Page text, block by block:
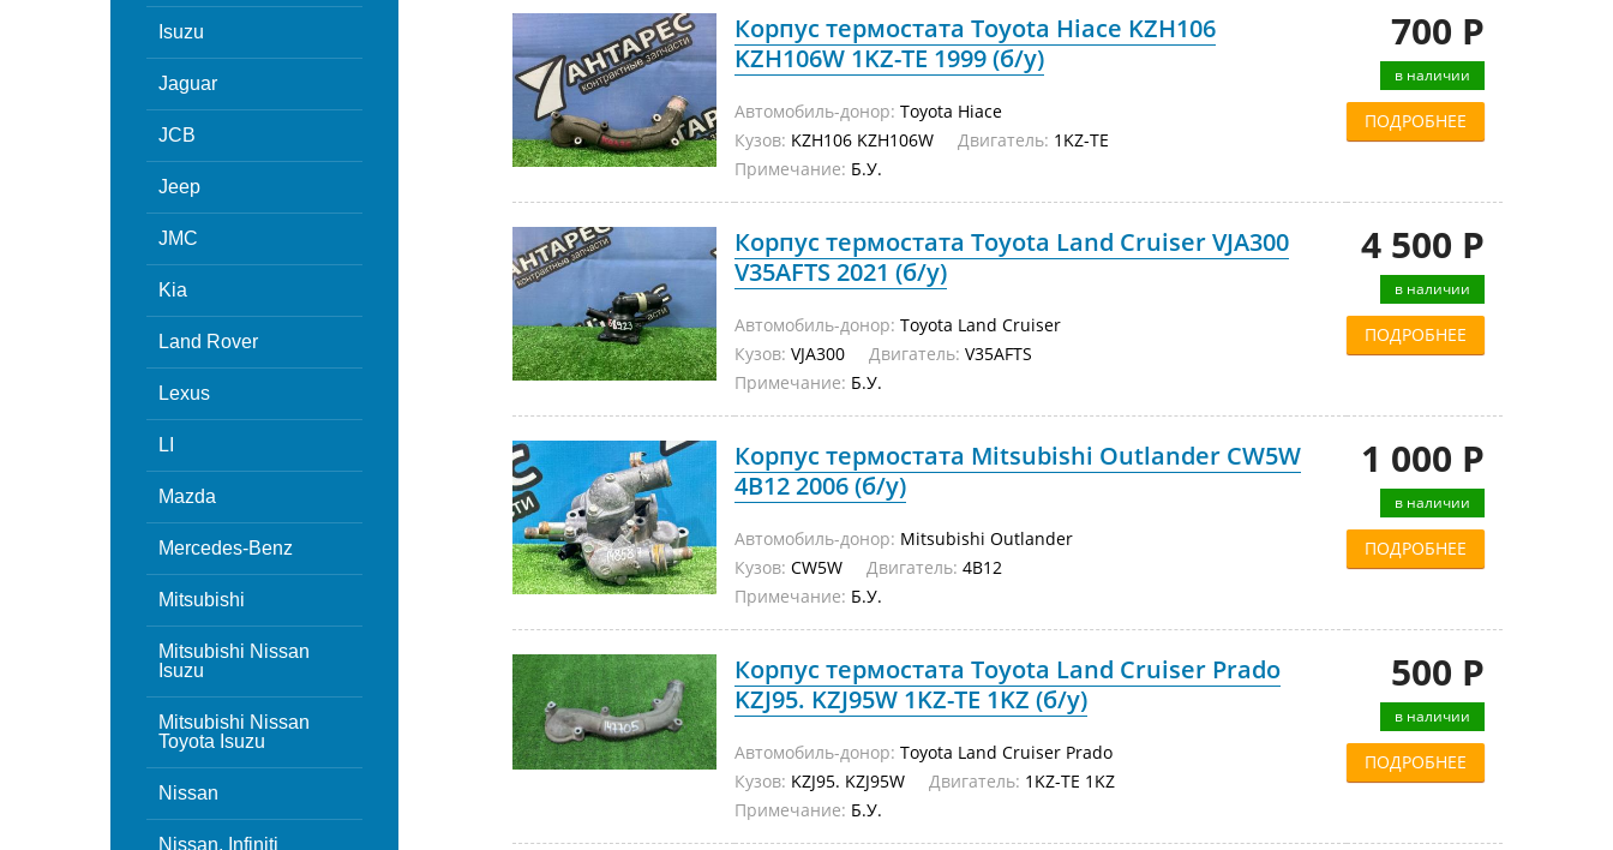
Isuzu
Jaguar
JCB
Jeep
JMC
Kia
Land Rover
Lexus
LI
Mazda
Mercedes-Benz
Mitsubishi
Mitsubishi Nissan
Isuzu
Mitsubishi Nissan
Toyota Isuzu
Nissan
Nissan, Infiniti
Корпус термостата Toyota Hiace KZH106
KZH106W 1KZ-TE 1999 (б/у)
Автомобиль-донор: Toyota Hiace
Кузов: KZH106 KZH106W Двигатель: 1KZ-TE
Примечание: Б.У.
700 Р
в наличии
ПОДРОБНЕЕ
Корпус термостата Toyota Land Cruiser VJA300
V35AFTS 2021 (б/у)
Автомобиль-донор: Toyota Land Cruiser
Кузов: VJA300 Двигатель: V35AFTS
Примечание: Б.У.
4 500 Р
в наличии
ПОДРОБНЕЕ
Корпус термостата Mitsubishi Outlander CW5W
4B12 2006 (б/у)
Автомобиль-донор: Mitsubishi Outlander
Кузов: CW5W Двигатель: 4B12
Примечание: Б.У.
1 000 Р
в наличии
ПОДРОБНЕЕ
Корпус термостата Toyota Land Cruiser Prado
KZJ95. KZJ95W 1KZ-TE 1KZ (б/у)
Автомобиль-донор: Toyota Land Cruiser Prado
Кузов: KZJ95. KZJ95W Двигатель: 1KZ-TE 1KZ
Примечание: Б.У.
500 Р
в наличии
ПОДРОБНЕЕ